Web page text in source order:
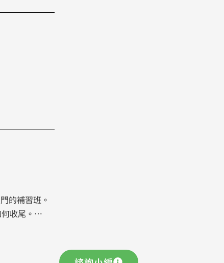
的補習班。
何收尾。…